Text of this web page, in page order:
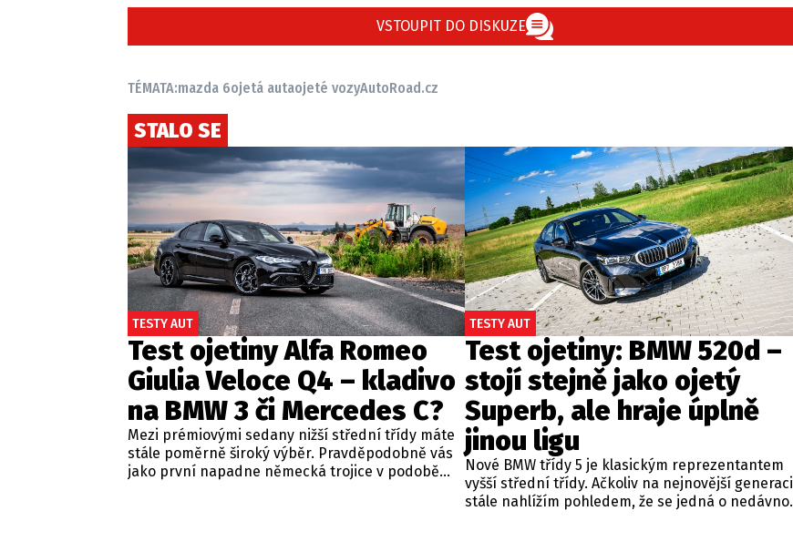
VSTOUPIT DO DISKUZE
TÉMATA:mazda 6ojetá autaojeté vozyAutoRoad.cz
STALO SE
TESTY AUT
Test ojetiny Alfa Romeo
Giulia Veloce Q4 – kladivo
na BMW 3 či Mercedes C?
Mezi prémiovými sedany nižší střední třídy máte
stále poměrně široký výběr. Pravděpodobně vás
jako první napadne německá trojice v podobě
TESTY AUT
Test ojetiny: BMW 520d –
stojí stejně jako ojetý
Superb, ale hraje úplně
jinou ligu
Nové BMW třídy 5 je klasickým reprezentantem
vyšší střední třídy. Ačkoliv na nejnovější generaci
stále nahlížím pohledem, že se jedná o nedávno